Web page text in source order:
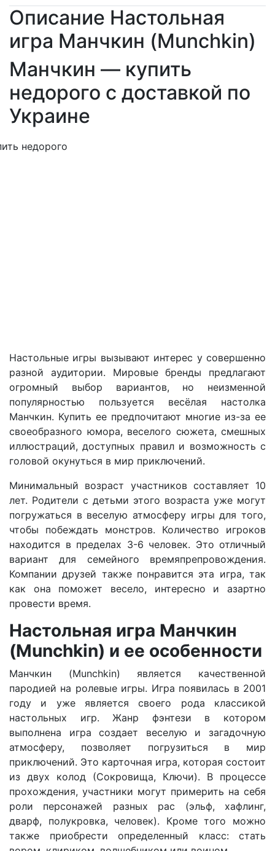
Описание Настольная
игра Манчкин (Munchkin)
Манчкин — купить
недорого с доставкой по
Украине
Настольные игры вызывают интерес у совершенно
разной аудитории. Мировые бренды предлагают
огромный выбор вариантов, но неизменной
популярностью пользуется весёлая настолка
Манчкин. Купить ее предпочитают многие из-за ее
своеобразного юмора, веселого сюжета, смешных
иллюстраций, доступных правил и возможность с
головой окунуться в мир приключений.
Минимальный возраст участников составляет 10
лет. Родители с детьми этого возраста уже могут
погружаться в веселую атмосферу игры для того,
чтобы побеждать монстров. Количество игроков
находится в пределах 3-6 человек. Это отличный
вариант для семейного времяпрепровождения.
Компании друзей также понравится эта игра, так
как она поможет весело, интересно и азартно
провести время.
Настольная игра Манчкин
(Munchkin) и ее особенности
Манчкин (Munchkin) является качественной
пародией на ролевые игры. Игра появилась в 2001
году и уже является своего рода классикой
настольных игр. Жанр фэнтези в котором
выполнена игра создает веселую и загадочную
атмосферу, позволяет погрузиться в мир
приключений. Это карточная игра, которая состоит
из двух колод (Сокровища, Ключи). В процессе
прохождения, участники могут примерить на себя
роли персонажей разных рас (эльф, хафлинг,
дварф, полукровка, человек). Кроме того можно
также приобрести определенный класс: стать